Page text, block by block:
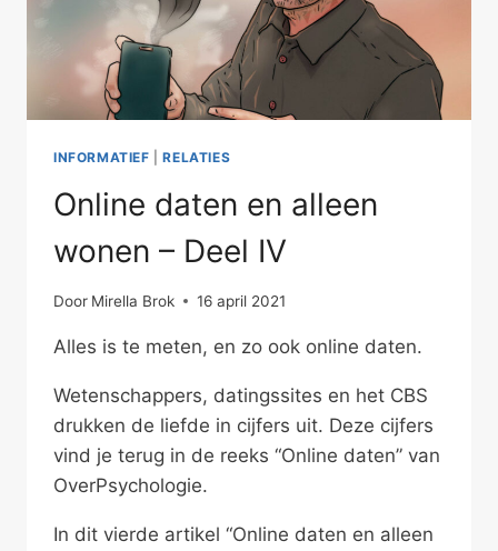
INFORMATIEF |RELATIES
Online daten en alleen
wonen – Deel IV
Door Mirella Brok 16 april 2021
Alles is te meten, en zo ook online daten.
Wetenschappers, datingssites en het CBS
drukken de liefde in cijfers uit. Deze cijfers
vind je terug in de reeks “Online daten” van
OverPsychologie.
In dit vierde artikel “Online daten en alleen